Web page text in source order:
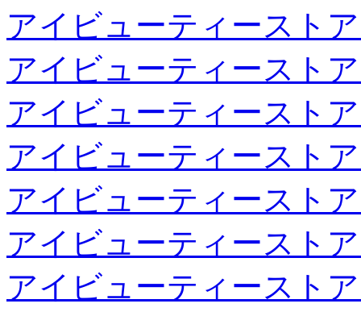
アイビューティースト
アイビューティースト
アイビューティースト
アイビューティースト
アイビューティースト
アイビューティースト
アイビューティースト